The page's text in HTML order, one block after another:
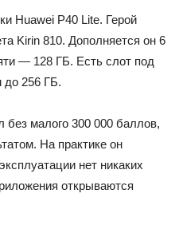
Huawei P40 Lite. Герой
Kirin 810. Дополняется он 6
— 128 ГБ. Есть слот под
256 ГБ.
без малого 300 000 баллов,
На практике он
нет никаких
открываются